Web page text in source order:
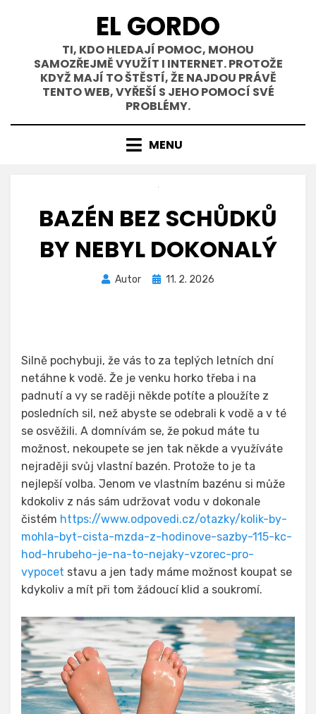
EL GORDO
TI, KDO HLEDAJÍ POMOC, MOHOU
SAMOZŘEJMĚ VYUŽÍT I INTERNET. PROTOŽE
KDYŽ MAJÍ TO ŠTĚSTÍ, ŽE NAJDOU PRÁVĚ
TENTO WEB, VYŘEŠÍ S JEHO POMOCÍ SVÉ
PROBLÉMY.
MENU
BAZÉN BEZ SCHŮDKŮ
BY NEBYL DOKONALÝ
Autor
Zveřejněno
11. 2. 2026
Silně pochybuji, že vás to za teplých letních dní
netáhne k vodě. Že je venku horko třeba i na
padnutí a vy se raději někde potíte a ploužíte z
posledních sil, než abyste se odebrali k vodě a v té
se osvěžili. A domnívám se, že pokud máte tu
možnost, nekoupete se jen tak někde a využíváte
nejraději svůj vlastní bazén. Protože to je ta
nejlepší volba. Jenom ve vlastním bazénu si může
kdokoliv z nás sám udržovat vodu v dokonale
čistém https://www.odpovedi.cz/otazky/kolik-by-
mohla-byt-cista-mzda-z-hodinove-sazby-115-kc-
hod-hrubeho-je-na-to-nejaky-vzorec-pro-
vypocet stavu a jen tady máme možnost koupat se
kdykoliv a mít při tom žádoucí klid a soukromí.